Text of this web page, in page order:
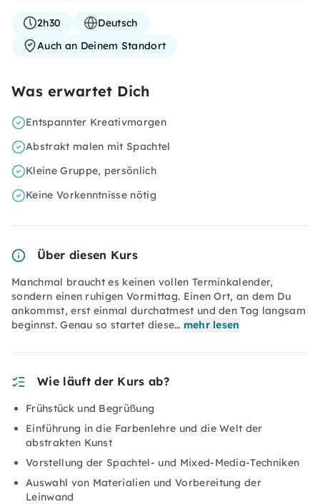
2h30
Deutsch
Auch an Deinem Standort
Was erwartet Dich
Entspannter Kreativmorgen
Abstrakt malen mit Spachtel
Kleine Gruppe, persönlich
Keine Vorkenntnisse nötig
Über diesen Kurs
Manchmal braucht es keinen vollen Terminkalender,
sondern einen ruhigen Vormittag. Einen Ort, an dem Du
ankommst, erst einmal durchatmest und den Tag langsam
beginnst. Genau so startet diese… mehr lesen
Wie läuft der Kurs ab?
Frühstück und Begrüßung
Einführung in die Farbenlehre und die Welt der
abstrakten Kunst
Vorstellung der Spachtel- und Mixed-Media-Techniken
Auswahl von Materialien und Vorbereitung der
Leinwand